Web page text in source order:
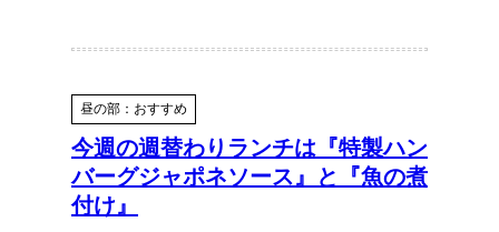
昼の部：おすすめ
今週の週替わりランチは『特製ハン
バーグジャポネソース』と『魚の煮
付け』